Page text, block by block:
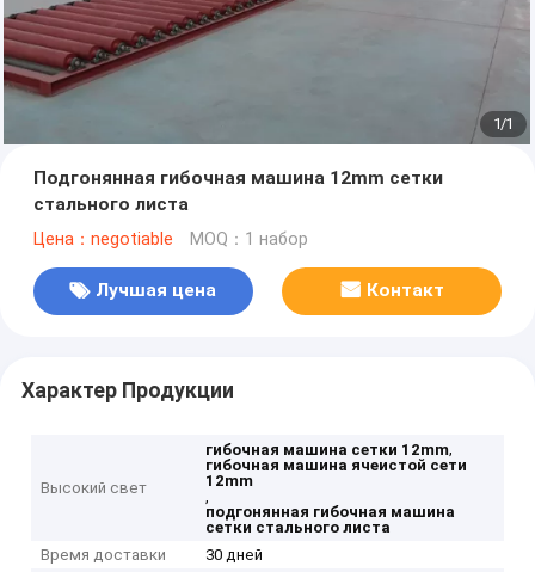
1/1
Подгонянная гибочная машина 12mm сетки
стального листа
Цена：negotiable MOQ：1 набор
Лучшая цена Контакт
Характер Продукции
Высокий свет
гибочная машина сетки 12mm,
гибочная машина ячеистой сети
12mm
,
подгонянная гибочная машина
сетки стального листа
Время доставки
30 дней